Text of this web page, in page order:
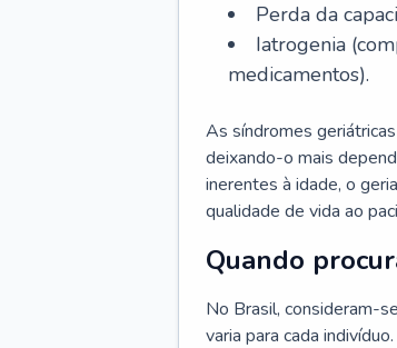
Perda da
Iatrogenia
medicamentos).
As síndromes
deixando-o mais
inerentes à idade, o
qualidade de vida ao
Quando
No Brasil, consideram-
varia para cada